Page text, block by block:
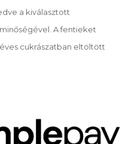
a kiválasztott
A fentieket
cukrászatban eltöltött